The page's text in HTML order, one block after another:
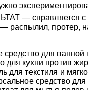
— справляется с
протер,
для
для кухни против
для текстиля и
средство